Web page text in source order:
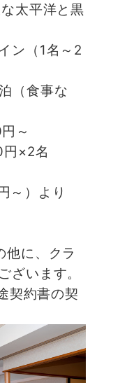
太平洋と黒
ン（1名～2
（食事な
～
×2名
～）より
他に、クラ
ざいます。
契約書の契